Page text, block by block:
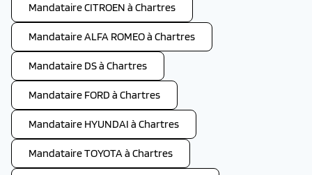
Mandataire CITROEN à Chartres
Mandataire ALFA ROMEO à Chartres
Mandataire DS à Chartres
Mandataire FORD à Chartres
Mandataire HYUNDAI à Chartres
Mandataire TOYOTA à Chartres